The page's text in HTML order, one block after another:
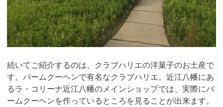
続いてご紹介するのは、クラブハリエの洋菓子のお土産で
す。バームクーヘンで有名なクラブハリエ。近江八幡にあ
るラ・コリーナ近江八幡のメインショップでは、実際にバ
ームクーヘンを作っているところを見ることが出来ます。